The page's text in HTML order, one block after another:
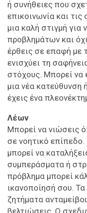
ή συνήθειες που
επικοινωνία και τις
μια καλή στιγμή
προβλημάτων και
έρθεις σε επαφή με
ενισχύει τη
στόχους. Μπορεί να
μια νέα κατεύθυνση
έχεις ένα
Λέων
Μπορεί να νιώσεις
σε νοητικό
μπορεί να
συμπεράσματα ή
πρόβλημα μπορεί
ικανοποίησή σου.
ζητήματα
βελτιώσεις. Ο